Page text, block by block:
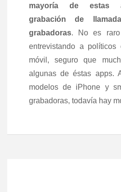
mayoría de estas
grabación de
grabadoras. No es
entrevistando a
móvil, seguro que
algunas de éstas apps.
modelos de iPhone y
grabadoras, todavía hay